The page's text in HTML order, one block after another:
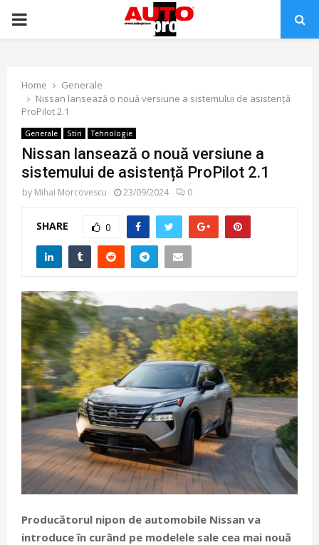
PRIMARY
Home
Generale
Nissan lansează o nouă versiune a sistemului de asistență
ProPilot 2.1
Generale Stiri Tehnologie
Nissan lansează o nouă versiune a
sistemului de asistență ProPilot 2.1
by Mihai Morcovescu 23/09/2024 0
SHARE 0
Producătorul nipon de automobile Nissan va
introduce în curând pe modelele sale cea mai nouă